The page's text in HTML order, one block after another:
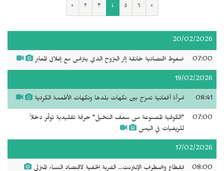
‹ ٢ ٣ ٤ ٥ ٦ ›
20/02/2026
07:00 ضغوط اقتصادية خانقة إثر النزوح الذي يتزامن مع إغلاق المعابر
19/02/2026
08:41 امرأة أفغانية تمزج بين نكهات بلدها ونكهات الأطعمة الكردية
07:00
"الكوفية المصنوعة من سعف النخيل" حرفة تقليدية توفّر دخلاً
للريفيات في اليمن
17/02/2026
08:00 انقطاع واضطراب الإنترنت... الضربة الخفية لاقتصاد النساء المنزلي